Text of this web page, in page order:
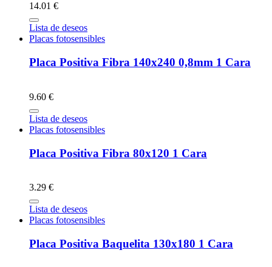
14.01 €
Lista de deseos
Placas fotosensibles
Placa Positiva Fibra 140x240 0,8mm 1 Cara
9.60 €
Lista de deseos
Placas fotosensibles
Placa Positiva Fibra 80x120 1 Cara
3.29 €
Lista de deseos
Placas fotosensibles
Placa Positiva Baquelita 130x180 1 Cara